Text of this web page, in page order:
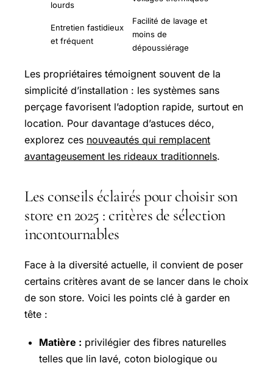
lourds
Entretien fastidieux
et fréquent
Facilité de lavage et
moins de
dépoussiérage
Les propriétaires témoignent souvent de la
simplicité d’installation : les systèmes sans
perçage favorisent l’adoption rapide, surtout en
location. Pour davantage d’astuces déco,
explorez ces nouveautés qui remplacent
avantageusement les rideaux traditionnels.
Les conseils éclairés pour choisir son
store en 2025 : critères de sélection
incontournables
Face à la diversité actuelle, il convient de poser
certains critères avant de se lancer dans le choix
de son store. Voici les points clé à garder en
tête :
Matière : privilégier des fibres naturelles
telles que lin lavé, coton biologique ou